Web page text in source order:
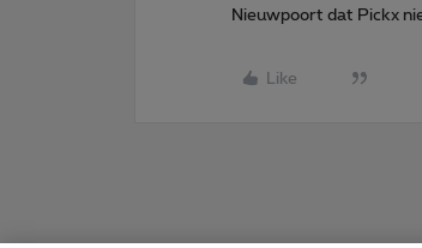
Nieuwpoort dat Pickx
Like